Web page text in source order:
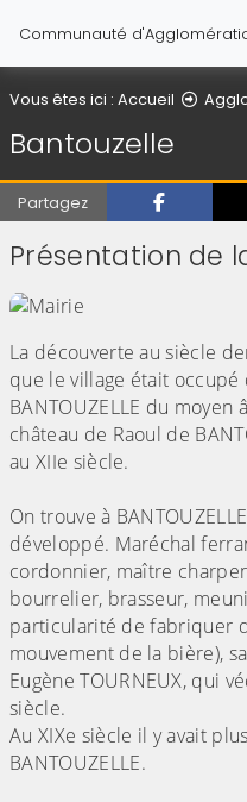
Communauté
Vous êtes ici : Accueil
Bantouzelle
Partagez
Présentation de
La découverte au siècle
que le village était
BANTOUZELLE du moyen
château de Raoul de
au XIIe siècle.
On trouve à
développé. Maréchal
cordonnier, maître
bourrelier, brasseur,
particularité de fabriquer
mouvement de la bière),
Eugène TOURNEUX, qui
siècle.
Au XIXe siècle il y avait
BANTOUZELLE.